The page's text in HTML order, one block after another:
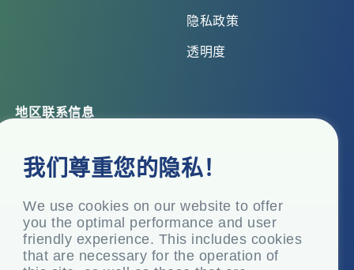
我们尊重您的隐私！
We use cookies on our website to offer
you the optimal performance and user
friendly experience. This includes cookies
that are necessary for the operation of
隐私政策
透明度
地区联系信息
Top Floor, Times Tower, Kamala City, Senapati Bapat
Marg, Lower Parel, Mumbai – 400 013, Maharashtra,
注册办事处
P.O. Vasind, Taluka Shahapur, Dist.